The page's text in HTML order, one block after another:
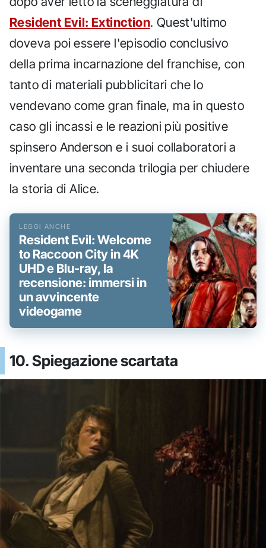
Resident Evil: Extinction. Quest'ultimo
doveva poi essere l'episodio conclusivo
della prima incarnazione del franchise, con
tanto di materiali pubblicitari che lo
vendevano come gran finale, ma in questo
caso gli incassi e le reazioni più positive
spinsero Anderson e i suoi collaboratori a
inventare una seconda trilogia per chiudere
la storia di Alice.
Resident Evil: Welcome
to Raccoon City in 4K
UHD e Blu-ray, la
recensione: immersi in
un avvincente
videogame
10. Spiegazione scartata